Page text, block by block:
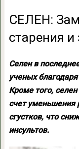
СЕЛЕН:
старения
Селен в
ученых
Кроме того,
счет уменьшения
сгустков, что
инсультов.